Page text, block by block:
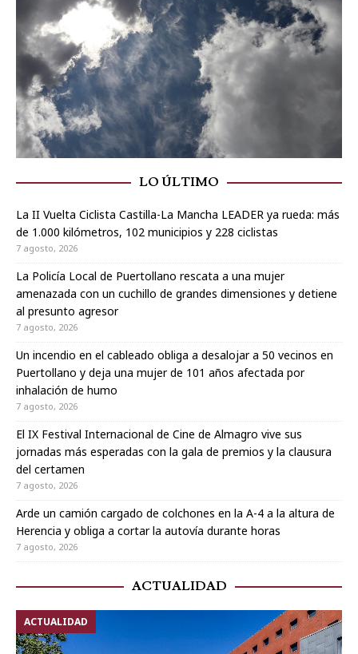
LO ÚLTIMO
La II Vuelta Ciclista Castilla-La Mancha LEADER ya rueda: más
de 1.000 kilómetros, 102 municipios y 228 ciclistas
7 agosto, 2026
La Policía Local de Puertollano rescata a una mujer
amenazada con un cuchillo de grandes dimensiones y detiene
al presunto agresor
7 agosto, 2026
Un incendio en el cableado obliga a desalojar a 50 vecinos en
Puertollano y deja una mujer de 101 años afectada por
inhalación de humo
7 agosto, 2026
El IX Festival Internacional de Cine de Almagro vive sus
jornadas más esperadas con la gala de premios y la clausura
del certamen
7 agosto, 2026
Arde un camión cargado de colchones en la A-4 a la altura de
Herencia y obliga a cortar la autovía durante horas
7 agosto, 2026
ACTUALIDAD
ACTUALIDAD